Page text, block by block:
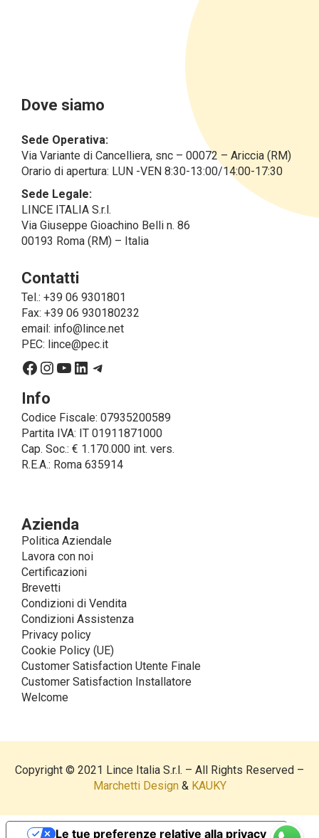
Dove siamo
Sede Operativa:
Via Variante di Cancelliera, snc – 00072 – Ariccia (RM)
Orario di apertura: LUN -VEN 8:30-13:00/14:00-17:30
Sede Legale:
LINCE ITALIA S.r.l.
Via Giuseppe Gioachino Belli n. 86
00193 Roma (RM) – Italia
Contatti
Tel.: +39 06 9301801
Fax: +39 06 930180232
email: info@lince.net
PEC: lince@pec.it
Facebook
Instagram
YouTube
LinkedIn
Telegram
Info
Codice Fiscale: 07935200589
Partita IVA: IT 01911871000
Cap. Soc.: € 1.170.000 int. vers.
R.E.A.: Roma 635914
Azienda
Politica Aziendale
Lavora con noi
Certificazioni
Brevetti
Condizioni di Vendita
Condizioni Assistenza
Privacy policy
Cookie Policy (UE)
Customer Satisfaction Utente Finale
Customer Satisfaction Installatore
Welcome
Copyright © 2021 Lince Italia S.r.l. – All Rights Reserved –
Marchetti Design& KAUKY
Le tue preferenze relative alla privacy